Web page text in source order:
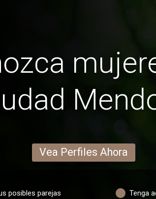
Vea Perfiles Ahora
posibles parejas Tenga